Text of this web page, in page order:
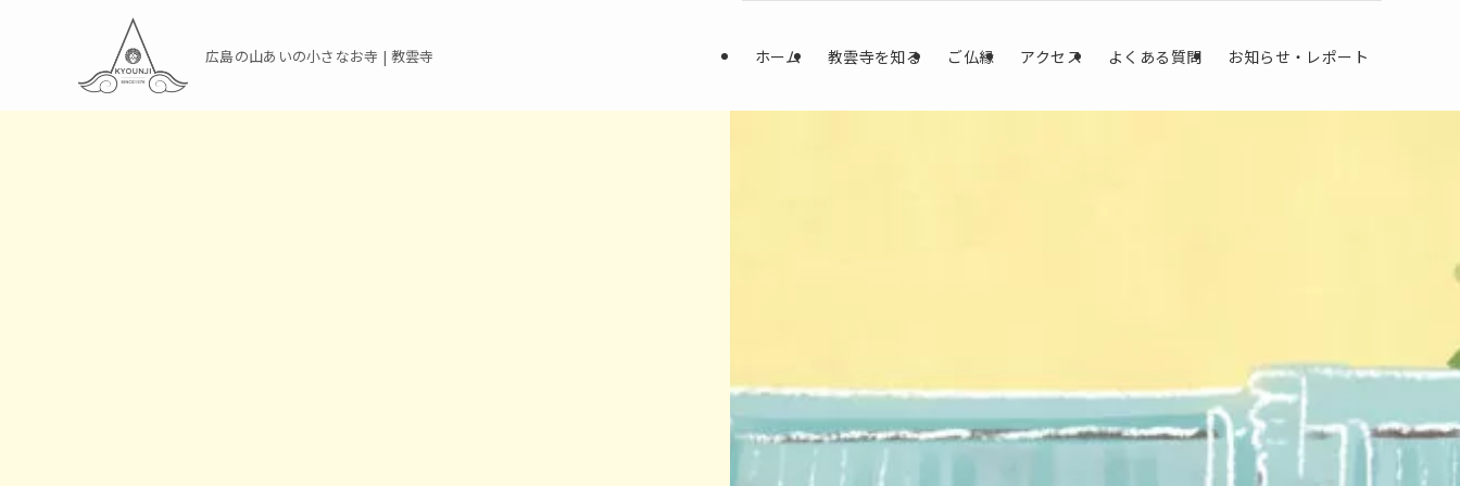
広島の山あいの小さなお寺 | 教雲寺 ホーム 教雲寺を知る ご仏縁 アクセス よくある質問 お知らせ・レポート